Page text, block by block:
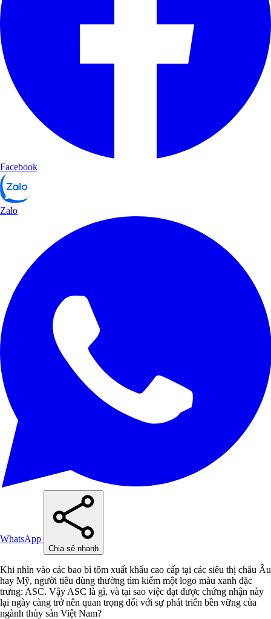
Facebook
Zalo
WhatsApp
Chia sẻ nhanh
Khi nhìn vào các bao bì tôm xuất khẩu cao cấp tại các siêu thị châu Âu
hay Mỹ, người tiêu dùng thường tìm kiếm một logo màu xanh đặc
trưng: ASC. Vậy ASC là gì, và tại sao việc đạt được chứng nhận này
lại ngày càng trở nên quan trọng đối với sự phát triển bền vững của
ngành thủy sản Việt Nam?